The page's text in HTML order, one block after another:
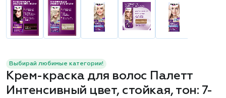
Выбирай любимые категории!
Крем-краска для волос Палетт
Интенсивный цвет, стойкая, тон: 7-